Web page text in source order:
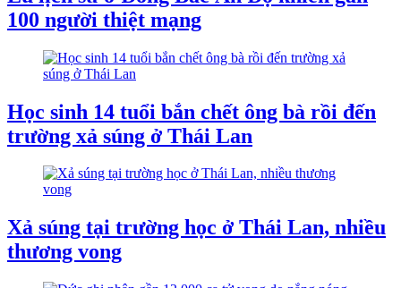
100 người thiệt mạng
Học sinh 14 tuổi bắn chết ông bà rồi đến
trường xả súng ở Thái Lan
Xả súng tại trường học ở Thái Lan, nhiều
thương vong